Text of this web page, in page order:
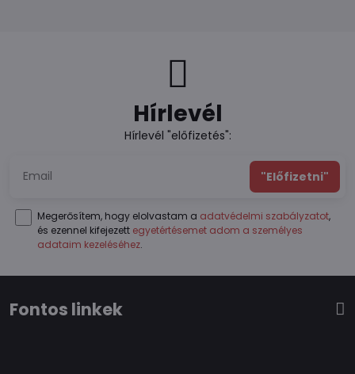
Hírlevél
Hírlevél "előfizetés":
"Előfizetni"
Megerősítem, hogy elolvastam a adatvédelmi szabályzatot,
és ezennel kifejezett egyetértésemet adom a személyes
adataim kezeléséhez.
Fontos linkek